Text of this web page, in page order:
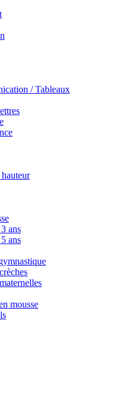
/ Tableaux
ans
ans
mousse